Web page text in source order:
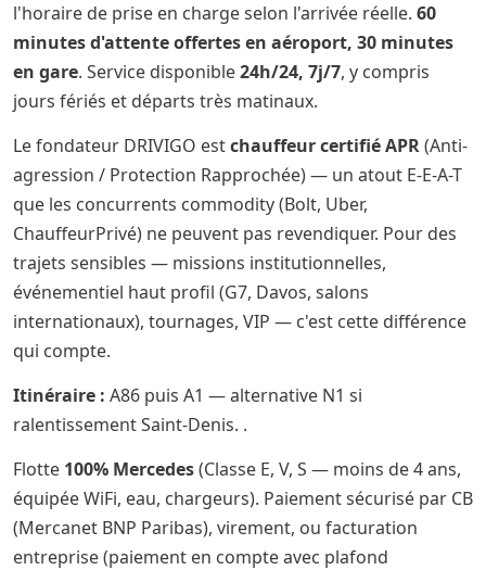
l'horaire de prise en charge selon l'arrivée réelle. 60
minutes d'attente offertes en aéroport, 30 minutes
en gare. Service disponible24h/24, 7j/7, y compris
jours fériés et départs très matinaux.
Le fondateur DRIVIGO estchauffeur certifié APR(Anti-
agression / Protection Rapprochée) — un atout E-E-A-T
que les concurrents commodity (Bolt, Uber,
ChauffeurPrivé) ne peuvent pas revendiquer. Pour des
trajets sensibles — missions institutionnelles,
événementiel haut profil (G7, Davos, salons
internationaux), tournages, VIP — c'est cette différence
qui compte.
Itinéraire : A86 puis A1 — alternative N1 si
ralentissement Saint-Denis. .
Flotte 100% Mercedes(Classe E, V, S — moins de 4 ans,
équipée WiFi, eau, chargeurs). Paiement sécurisé par CB
(Mercanet BNP Paribas), virement, ou facturation
entreprise (paiement en compte avec plafond